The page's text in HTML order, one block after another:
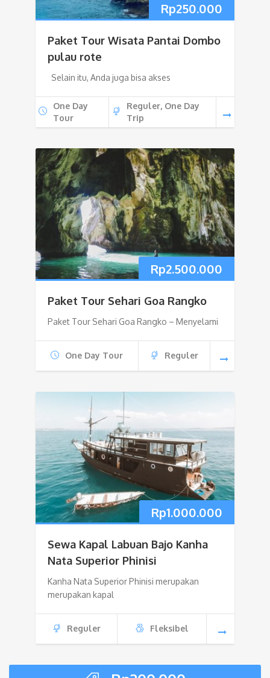
Rp250.000
Paket Tour Wisata Pantai Dombo
pulau rote
Selain itu, Anda juga bisa akses
One Day
Tour
Reguler, One Day
Trip
Rp2.500.000
Paket Tour Sehari Goa Rangko
Paket Tour Sehari Goa Rangko – Menyelami
One Day Tour Reguler
Rp1.000.000
Sewa Kapal Labuan Bajo Kanha
Nata Superior Phinisi
Kanha Nata Superior Phinisi merupakan
merupakan kapal
Reguler Fleksibel